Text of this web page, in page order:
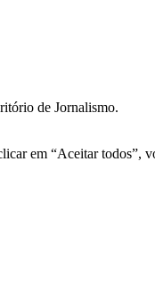
de Jornalismo.
em “Aceitar